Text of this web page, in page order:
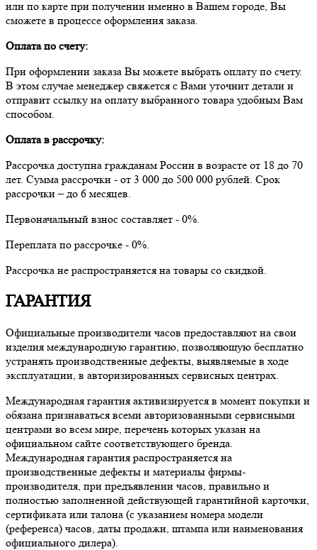
или по карте при получении именно в Вашем городе, Вы
сможете в процессе оформления заказа.
Оплата по счету:
При оформлении заказа Вы можете выбрать оплату по счету.
В этом случае менеджер свяжется с Вами уточнит детали и
отправит ссылку на оплату выбранного товара удобным Вам
способом.
Оплата в рассрочку:
Рассрочка доступна гражданам России в возрасте от 18 до 70
лет. Сумма рассрочки - от 3 000 до 500 000 рублей. Срок
рассрочки – до 6 месяцев.
Первоначальный взнос составляет - 0%.
Переплата по рассрочке - 0%.
Рассрочка не распространяется на товары со скидкой.
ГАРАНТИЯ
Официальные производители часов предоставляют на свои
изделия международную гарантию, позволяющую бесплатно
устранять производственные дефекты, выявляемые в ходе
эксплуатации, в авторизированных сервисных центрах.
Международная гарантия активизируется в момент покупки и
обязана признаваться всеми авторизованными сервисными
центрами во всем мире, перечень которых указан на
официальном сайте соответствующего бренда.
Международная гарантия распространяется на
производственные дефекты и материалы фирмы-
производителя, при предъявлении часов, правильно и
полностью заполненной действующей гарантийной карточки,
сертификата или талона (с указанием номера модели
(референса) часов, даты продажи, штампа или наименования
официального дилера).